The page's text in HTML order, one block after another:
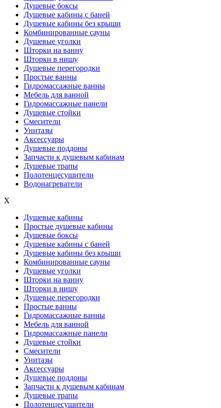
Душевые боксы
Душевые кабины с баней
Душевые кабины без крыши
Комбинированные сауны
Душевые уголки
Шторки на ванну
Шторки в нишу
Душевые перегородки
Простые ванны
Гидромассажные ванны
Мебель для ванной
Гидромассажные панели
Душевые стойки
Смесители
Унитазы
Аксессуары
Душевые поддоны
Запчасти к душевым кабинам
Душевые трапы
Полотенцесушители
Водонагреватели
X
Душевые кабины
Простые душевые кабины
Душевые боксы
Душевые кабины с баней
Душевые кабины без крыши
Комбинированные сауны
Душевые уголки
Шторки на ванну
Шторки в нишу
Душевые перегородки
Простые ванны
Гидромассажные ванны
Мебель для ванной
Гидромассажные панели
Душевые стойки
Смесители
Унитазы
Аксессуары
Душевые поддоны
Запчасти к душевым кабинам
Душевые трапы
Полотенцесушители